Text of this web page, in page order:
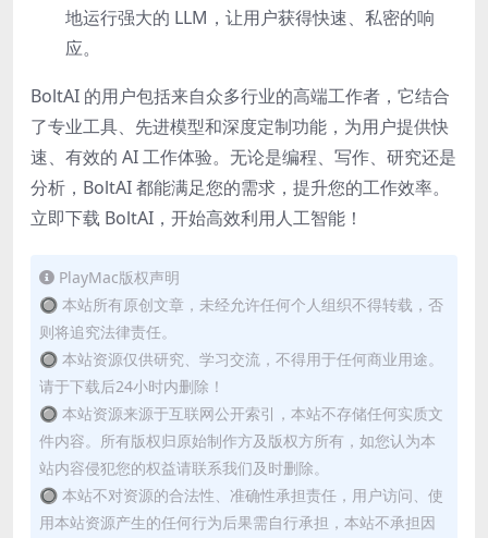
地运行强大的 LLM，让用户获得快速、私密的响
应。
BoltAI 的用户包括来自众多行业的高端工作者，它结合
了专业工具、先进模型和深度定制功能，为用户提供快
速、有效的 AI 工作体验。无论是编程、写作、研究还是
分析，BoltAI 都能满足您的需求，提升您的工作效率。
立即下载 BoltAI，开始高效利用人工智能！
PlayMac版权声明
🔘 本站所有原创文章，未经允许任何个人组织不得转载，否
则将追究法律责任。
🔘 本站资源仅供研究、学习交流，不得用于任何商业用途。
请于下载后24小时内删除！
🔘 本站资源来源于互联网公开索引，本站不存储任何实质文
件内容。所有版权归原始制作方及版权方所有，如您认为本
站内容侵犯您的权益请联系我们及时删除。
🔘 本站不对资源的合法性、准确性承担责任，用户访问、使
用本站资源产生的任何行为后果需自行承担，本站不承担因